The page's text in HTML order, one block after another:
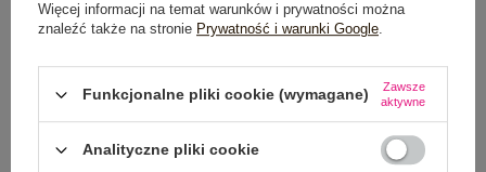
GŁÓWNE PARAMETRY
OPINIE O PRODUKCIE (2)
Więcej informacji na temat warunków i prywatności można
znaleźć także na stronie Prywatność i warunki Google.
Funkcjonalne pliki cookie (wymagane)
Zawsze
aktywne
Analityczne pliki cookie